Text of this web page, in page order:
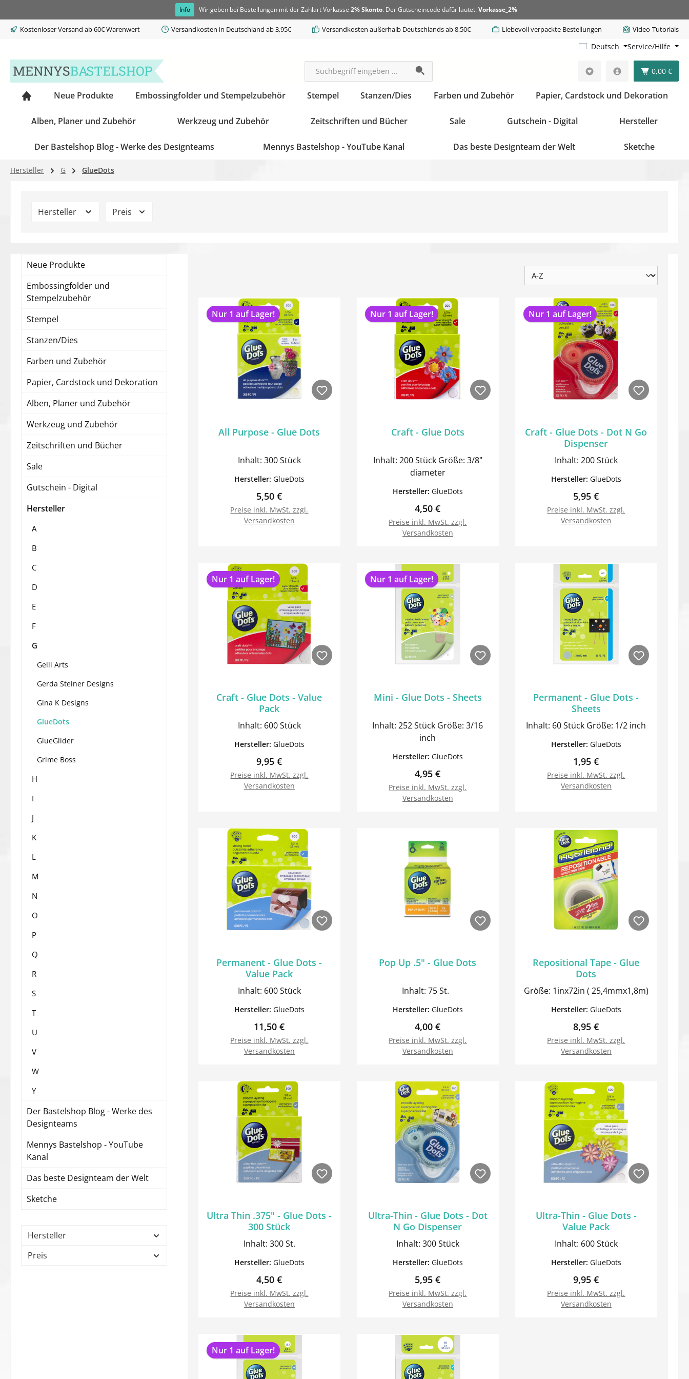
Info Wir geben bei Bestellungen mit der Zahlart Vorkasse 2% Skonto. Der Gutscheincode dafür lautet: Vorkasse_2%
Kostenloser Versand ab 60€ Warenwert Versandkosten in Deutschland ab 3,95€ Versandkosten außerhalb Deutschlands ab 8,50€ Liebevoll verpackte Bestellungen Video-Tutorials
Deutsch Service/Hilfe
0,00 €
Neue Produkte Embossingfolder und Stempelzubehör Stempel Stanzen/Dies Farben und Zubehör Papier, Cardstock und Dekoration
Alben, Planer und Zubehör Werkzeug und Zubehör Zeitschriften und Bücher Sale Gutschein - Digital Hersteller
Der Bastelshop Blog - Werke des Designteams Mennys Bastelshop - YouTube Kanal Das beste Designteam der Welt Sketche
Hersteller G GlueDots
Hersteller Preis
Neue Produkte
Embossingfolder und
Stempelzubehör
Stempel
Stanzen/Dies
Farben und Zubehör
Papier, Cardstock und Dekoration
Alben, Planer und Zubehör
Werkzeug und Zubehör
Zeitschriften und Bücher
Sale
Gutschein - Digital
Hersteller
A
B
C
D
E
F
G
Gelli Arts
Gerda Steiner Designs
Gina K Designs
GlueDots
GlueGlider
Grime Boss
H
I
J
K
L
M
N
O
P
Q
R
S
T
U
V
W
Y
Der Bastelshop Blog - Werke des
Designteams
Mennys Bastelshop - YouTube
Kanal
Das beste Designteam der Welt
Sketche
Hersteller
Preis
Nur 1 auf Lager!
All Purpose - Glue Dots
Inhalt: 300 Stück
Hersteller: GlueDots
Regulärer Preis:
5,50 €
Preise inkl. MwSt. zzgl.
Versandkosten
Nur 1 auf Lager!
Craft - Glue Dots
Inhalt: 200 Stück Größe: 3/8"
diameter
Hersteller: GlueDots
Regulärer Preis:
4,50 €
Preise inkl. MwSt. zzgl.
Versandkosten
Nur 1 auf Lager!
Craft - Glue Dots - Dot N Go
Dispenser
Inhalt: 200 Stück
Hersteller: GlueDots
Regulärer Preis:
5,95 €
Preise inkl. MwSt. zzgl.
Versandkosten
Nur 1 auf Lager!
Craft - Glue Dots - Value
Pack
Inhalt: 600 Stück
Hersteller: GlueDots
Regulärer Preis:
9,95 €
Preise inkl. MwSt. zzgl.
Versandkosten
Nur 1 auf Lager!
Mini - Glue Dots - Sheets
Inhalt: 252 Stück Größe: 3/16
inch
Hersteller: GlueDots
Regulärer Preis:
4,95 €
Preise inkl. MwSt. zzgl.
Versandkosten
Permanent - Glue Dots -
Sheets
Inhalt: 60 Stück Größe: 1/2 inch
Hersteller: GlueDots
Regulärer Preis:
1,95 €
Preise inkl. MwSt. zzgl.
Versandkosten
Permanent - Glue Dots -
Value Pack
Inhalt: 600 Stück
Hersteller: GlueDots
Regulärer Preis:
11,50 €
Preise inkl. MwSt. zzgl.
Versandkosten
Pop Up .5" - Glue Dots
Hersteller: GlueDots
Regulärer Preis:
4,00 €
Preise inkl. MwSt. zzgl.
Versandkosten
Repositional Tape - Glue
Dots
Größe: 1inx72in ( 25,4mmx1,8m)
Hersteller: GlueDots
Regulärer Preis:
8,95 €
Preise inkl. MwSt. zzgl.
Versandkosten
Ultra Thin .375" - Glue Dots -
300 Stück
Inhalt: 300 St.
Hersteller: GlueDots
Regulärer Preis:
4,50 €
Preise inkl. MwSt. zzgl.
Versandkosten
Ultra-Thin - Glue Dots - Dot
N Go Dispenser
Inhalt: 300 Stück
Hersteller: GlueDots
Regulärer Preis:
5,95 €
Preise inkl. MwSt. zzgl.
Versandkosten
Ultra-Thin - Glue Dots -
Value Pack
Inhalt: 600 Stück
Hersteller: GlueDots
Regulärer Preis:
9,95 €
Preise inkl. MwSt. zzgl.
Versandkosten
Nur 1 auf Lager!